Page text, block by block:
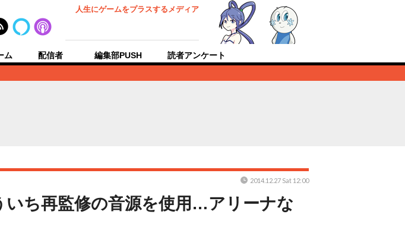
人生にゲームをプラスするメディア
ム 配信者 編集部PUSH 読者アンケート
いち再監修の音源を使用…アリーナな
2014.12.27 Sat 12:00